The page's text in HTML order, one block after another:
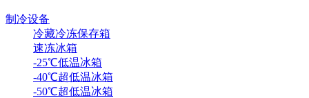
制冷设备
冷藏冷冻保存箱
速冻冰箱
-25℃低温冰箱
-40℃超低温冰箱
-50℃超低温冰箱